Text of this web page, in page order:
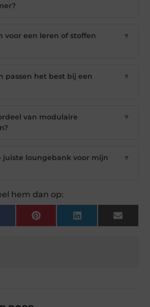
voor een leren of stoffen
▼
passen het best bij een
▼
van modulaire
▼
juiste loungebank voor mijn
▼
hem dan op:
Pinterest LinkedIn Email